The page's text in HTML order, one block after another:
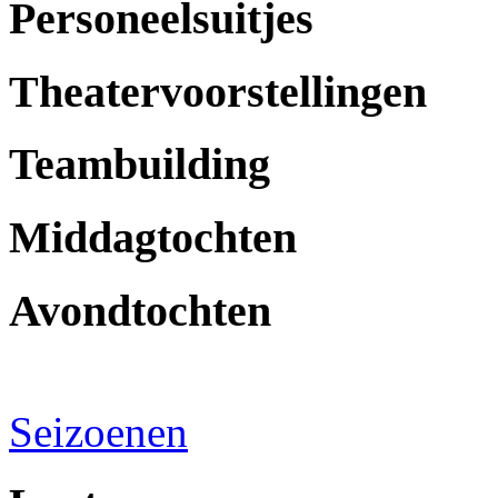
Personeelsuitjes
Theatervoorstellingen
Teambuilding
Middagtochten
Avondtochten
Seizoenen